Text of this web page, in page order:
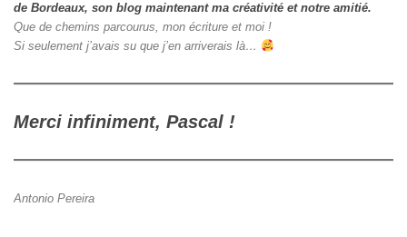
de Bordeaux, son blog maintenant ma créativité et notre amitié.
Que de chemins parcourus, mon écriture et moi !
Si seulement j’avais su que j’en arriverais là…
Merci infiniment, Pascal !
Antonio Pereira